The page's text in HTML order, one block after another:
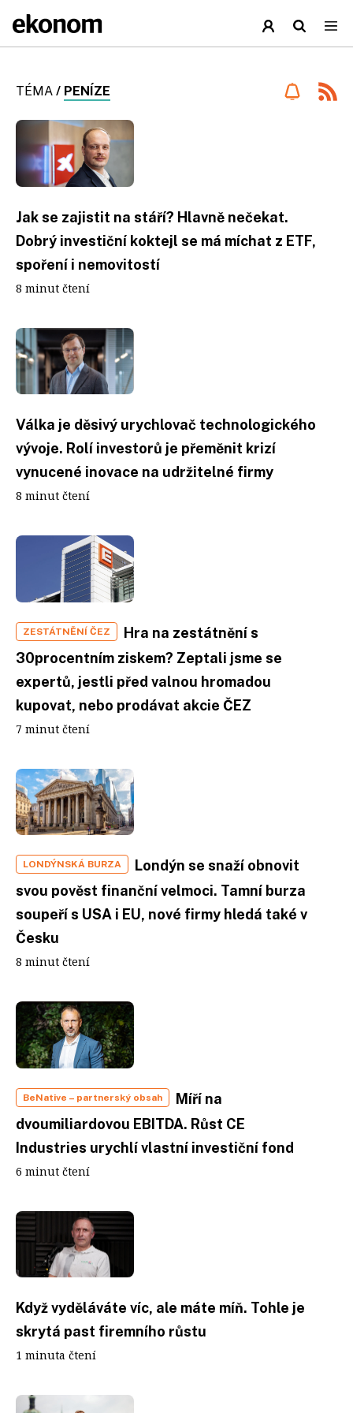
TÉMA / PENÍZE
Jak se zajistit na stáří? Hlavně nečekat.
Dobrý investiční koktejl se má míchat z ETF,
spoření i nemovitostí
8 minut čtení
Válka je děsivý urychlovač technologického
vývoje. Rolí investorů je přeměnit krizí
vynucené inovace na udržitelné firmy
8 minut čtení
ZESTÁTNĚNÍ ČEZ
Hra na zestátnění s
30procentním ziskem? Zeptali jsme se
expertů, jestli před valnou hromadou
kupovat, nebo prodávat akcie ČEZ
7 minut čtení
LONDÝNSKÁ BURZA
Londýn se snaží obnovit
svou pověst finanční velmoci. Tamní burza
soupeří s USA i EU, nové firmy hledá také v
Česku
8 minut čtení
BeNative – partnerský obsah
Míří na
dvoumiliardovou EBITDA. Růst CE
Industries urychlí vlastní investiční fond
6 minut čtení
Když vyděláváte víc, ale máte míň. Tohle je
skrytá past firemního růstu
1 minuta čtení